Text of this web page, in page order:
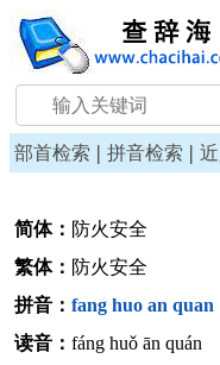
部首检索 | 拼音检索 |
简体： 防火安全
繁体： 防火安全
拼音： fang huo an quan
读音： fáng huǒ ān quán